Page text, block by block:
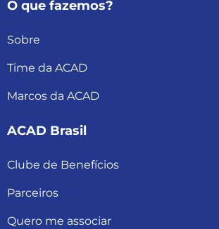
O que fazemos?
Sobre
Time da ACAD
Marcos da ACAD
ACAD Brasil
Clube de Benefícios
Parceiros
Quero me associar